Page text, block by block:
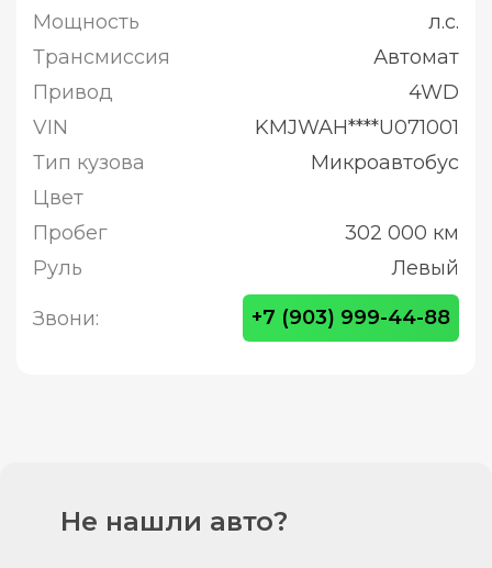
Мощность
л.с.
Трансмиссия
Автомат
Привод
4WD
VIN
KMJWAH****U071001
Тип кузова
Микроавтобус
Цвет
Пробег
302 000 км
Руль
Левый
Звони: +7 (903) 999-44-88
Не нашли авто?